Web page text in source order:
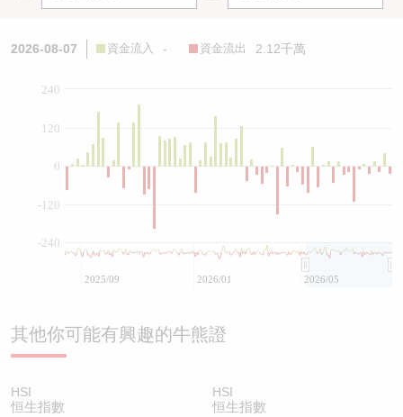
2026-08-07 資金流入 - 資金流出 2.12千萬
0
-240
-120
120
240
2025/09 2026/01 2026/05
其他你可能有興趣的牛熊證
HSI
恒生指數
HSI
恒生指數